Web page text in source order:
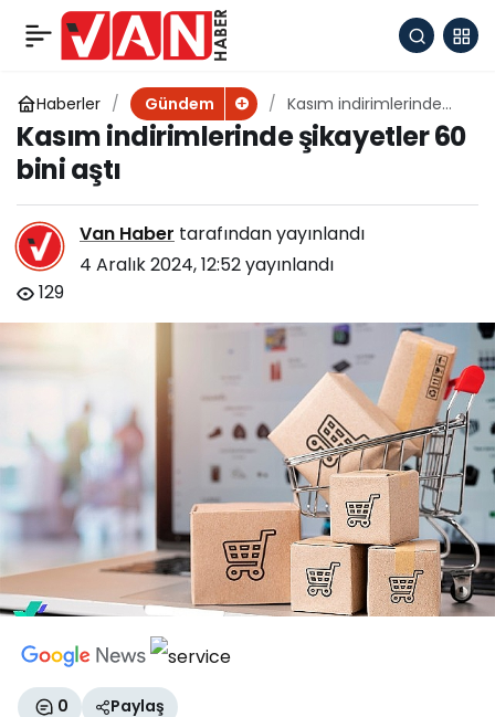
Haberler Gündem
Kasım indirimlerinde
şikayetler 60 bini aştı
Kasım indirimlerinde şikayetler 60
bini aştı
Van Haber tarafından yayınlandı
4 Aralık 2024, 12:52yayınlandı
129
0 Paylaş
Pençe-Kilit’te 4 terörist
etkisiz!
Paylaş